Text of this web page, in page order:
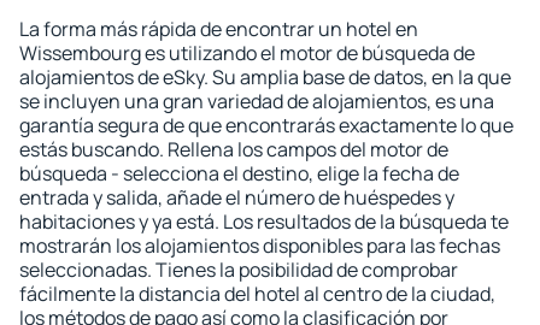
La forma más rápida de encontrar un hotel en
Wissembourg es utilizando el motor de búsqueda de
alojamientos de eSky. Su amplia base de datos, en la que
se incluyen una gran variedad de alojamientos, es una
garantía segura de que encontrarás exactamente lo que
estás buscando. Rellena los campos del motor de
búsqueda - selecciona el destino, elige la fecha de
entrada y salida, añade el número de huéspedes y
habitaciones y ya está. Los resultados de la búsqueda te
mostrarán los alojamientos disponibles para las fechas
seleccionadas. Tienes la posibilidad de comprobar
fácilmente la distancia del hotel al centro de la ciudad,
los métodos de pago así como la clasificación por